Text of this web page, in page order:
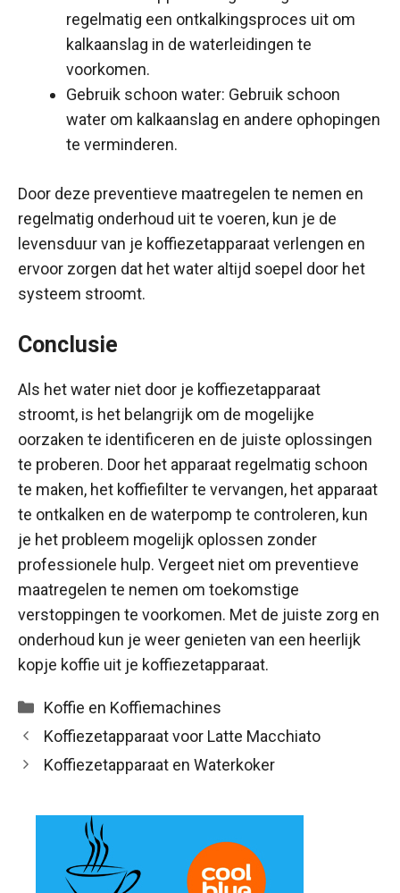
regelmatig een ontkalkingsproces uit om
kalkaanslag in de waterleidingen te
voorkomen.
Gebruik schoon water: Gebruik schoon
water om kalkaanslag en andere ophopingen
te verminderen.
Door deze preventieve maatregelen te nemen en
regelmatig onderhoud uit te voeren, kun je de
levensduur van je koffiezetapparaat verlengen en
ervoor zorgen dat het water altijd soepel door het
systeem stroomt.
Conclusie
Als het water niet door je koffiezetapparaat
stroomt, is het belangrijk om de mogelijke
oorzaken te identificeren en de juiste oplossingen
te proberen. Door het apparaat regelmatig schoon
te maken, het koffiefilter te vervangen, het apparaat
te ontkalken en de waterpomp te controleren, kun
je het probleem mogelijk oplossen zonder
professionele hulp. Vergeet niet om preventieve
maatregelen te nemen om toekomstige
verstoppingen te voorkomen. Met de juiste zorg en
onderhoud kun je weer genieten van een heerlijk
kopje koffie uit je koffiezetapparaat.
Categorieën
Koffie en Koffiemachines
Koffiezetapparaat voor Latte Macchiato
Koffiezetapparaat en Waterkoker